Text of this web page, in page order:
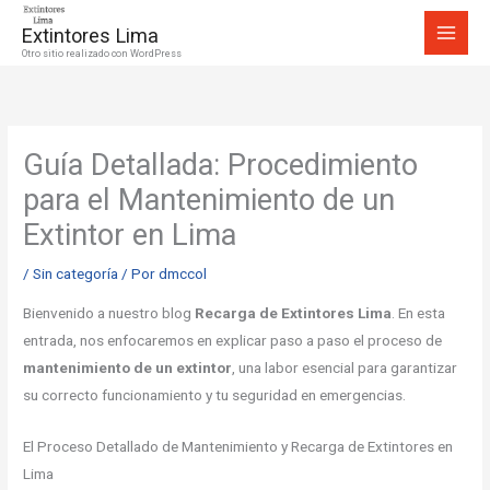
Extintores Lima
Otro sitio realizado con WordPress
Guía Detallada: Procedimiento
para el Mantenimiento de un
Extintor en Lima
/Sin categoría/ Pordmccol
Bienvenido a nuestro blog Recarga de Extintores Lima . En esta
entrada, nos enfocaremos en explicar paso a paso el proceso de
mantenimiento de un extintor , una labor esencial para garantizar
su correcto funcionamiento y tu seguridad en emergencias.
El Proceso Detallado de Mantenimiento y Recarga de Extintores en
Lima